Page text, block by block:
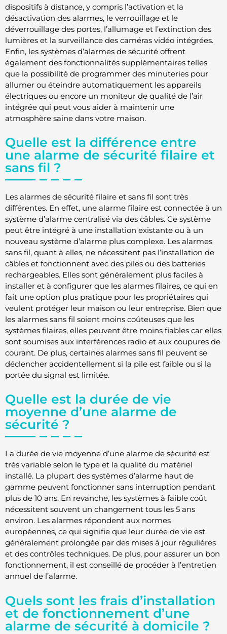
dispositifs à distance, y compris l’activation et la
désactivation des alarmes, le verrouillage et le
déverrouillage des portes, l’allumage et l’extinction des
lumières et la surveillance des caméras vidéo intégrées.
Enfin, les systèmes d’alarmes de sécurité offrent
également des fonctionnalités supplémentaires telles
que la possibilité de programmer des minuteries pour
allumer ou éteindre automatiquement les appareils
électriques ou encore un moniteur de qualité de l’air
intégrée qui peut vous aider à maintenir une
atmosphère saine dans votre maison.
Quelle est la différence entre
une alarme de sécurité filaire et
sans fil ?
Les alarmes de sécurité filaire et sans fil sont très
différentes. En effet, une alarme filaire est connectée à un
système d’alarme centralisé via des câbles. Ce système
peut être intégré à une installation existante ou à un
nouveau système d’alarme plus complexe. Les alarmes
sans fil, quant à elles, ne nécessitent pas l’installation de
câbles et fonctionnent avec des piles ou des batteries
rechargeables. Elles sont généralement plus faciles à
installer et à configurer que les alarmes filaires, ce qui en
fait une option plus pratique pour les propriétaires qui
veulent protéger leur maison ou leur entreprise. Bien que
les alarmes sans fil soient moins coûteuses que les
systèmes filaires, elles peuvent être moins fiables car elles
sont soumises aux interférences radio et aux coupures de
courant. De plus, certaines alarmes sans fil peuvent se
déclencher accidentellement si la pile est faible ou si la
portée du signal est limitée.
Quelle est la durée de vie
moyenne d’une alarme de
sécurité ?
La durée de vie moyenne d’une alarme de sécurité est
très variable selon le type et la qualité du matériel
installé. La plupart des systèmes d’alarme haut de
gamme peuvent fonctionner sans interruption pendant
plus de 10 ans. En revanche, les systèmes à faible coût
nécessitent souvent un changement tous les 5 ans
environ. Les alarmes répondent aux normes
européennes, ce qui signifie que leur durée de vie est
généralement prolongée par des mises à jour régulières
et des contrôles techniques. De plus, pour assurer un bon
fonctionnement, il est conseillé de procéder à l’entretien
annuel de l’alarme.
Quels sont les frais d’installation
et de fonctionnement d’une
alarme de sécurité à domicile ?